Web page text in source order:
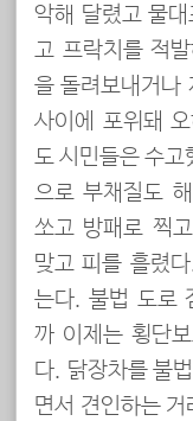
악해 달렸고 물
고 프락치를 적
을 돌려보내거나
사이에 포위돼
도 시민들은 수고
으로 부채질도
쏘고 방패로 찍
맞고 피를 흘렸
는다. 불법 도로
까 이제는 횡단
다. 닭장차를 불
면서 견인하는